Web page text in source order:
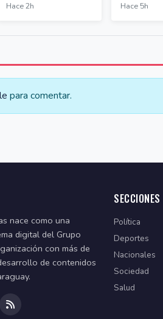
Hace 2h Hace 5h
para comentar.
nace como una
digital del Grupo
con más de
de contenidos
SECCIONES
Política
Deportes
Nacionales
Sociedad
Salud